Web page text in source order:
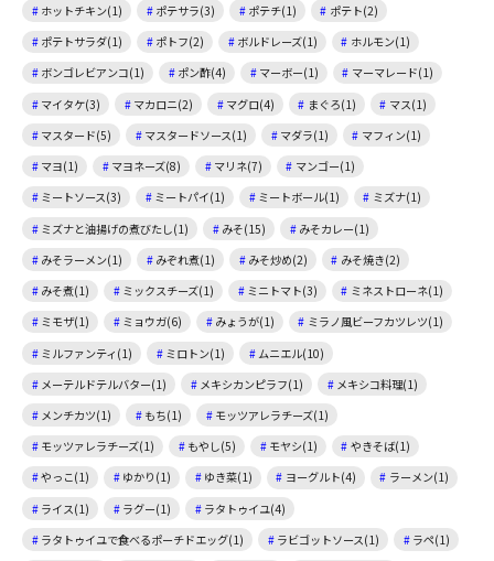
ホットチキン(1)
ポテサラ(3) ポテチ(1)
ポテト(2)
ポテトサラダ(1)
ポトフ(2) ボルドレーズ(1)
ホルモン(1)
ボンゴレビアンコ(1)
ポン酢(4) マーボー(1)
マーマレード(1)
マイタケ(3)
マカロニ(2) マグロ(4) まぐろ(1)
マス(1)
マスタード(5)
マスタードソース(1) マダラ(1)
マフィン(1)
マヨ(1)
マヨネーズ(8) マリネ(7)
マンゴー(1)
ミートソース(3)
ミートパイ(1) ミートボール(1)
ミズナ(1)
ミズナと油揚げの煮びたし(1)
みそ(15)
みそカレー(1)
みそラーメン(1)
みぞれ煮(1) みそ炒め(2)
みそ焼き(2)
みそ煮(1)
ミックスチーズ(1) ミニトマト(3)
ミネストローネ(1)
ミモザ(1)
ミョウガ(6) みょうが(1)
ミラノ風ビーフカツレツ(1)
ミルファンティ(1)
ミロトン(1)
ムニエル(10)
メーテルドテルバター(1)
メキシカンピラフ(1)
メキシコ料理(1)
メンチカツ(1)
もち(1)
モッツアレラチーズ(1)
モッツァレラチーズ(1)
もやし(5) モヤシ(1)
やきそば(1)
やっこ(1)
ゆかり(1) ゆき菜(1) ヨーグルト(4)
ラーメン(1)
ライス(1)
ラグー(1)
ラタトゥイユ(4)
ラタトゥイユで食べるポーチドエッグ(1)
ラビゴットソース(1)
ラペ(1)